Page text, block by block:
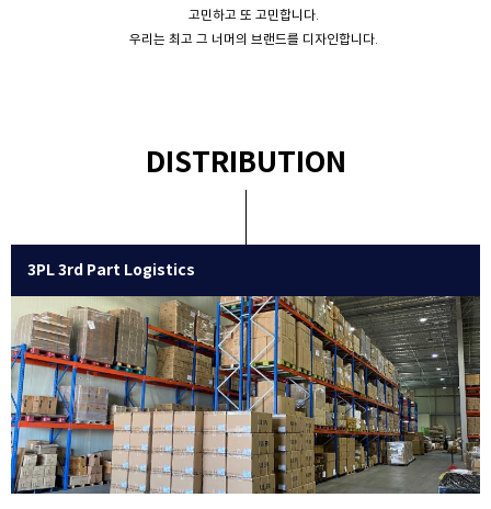
고민하고 또 고민합니다.
우리는 최고 그 너머의 브랜드를 디자인합니다.
DISTRIBUTION
3PL 3rd Part Logistics